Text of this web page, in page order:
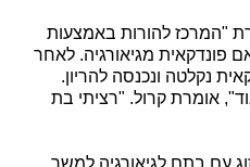
"המרכז להורות באמצעות
פונדקאית מגיאורגיה. לאחר
נקלטה ונכנסה להריון.
אומרת קרול. "רציתי בת
עם בתם לגיאורגיה למשך